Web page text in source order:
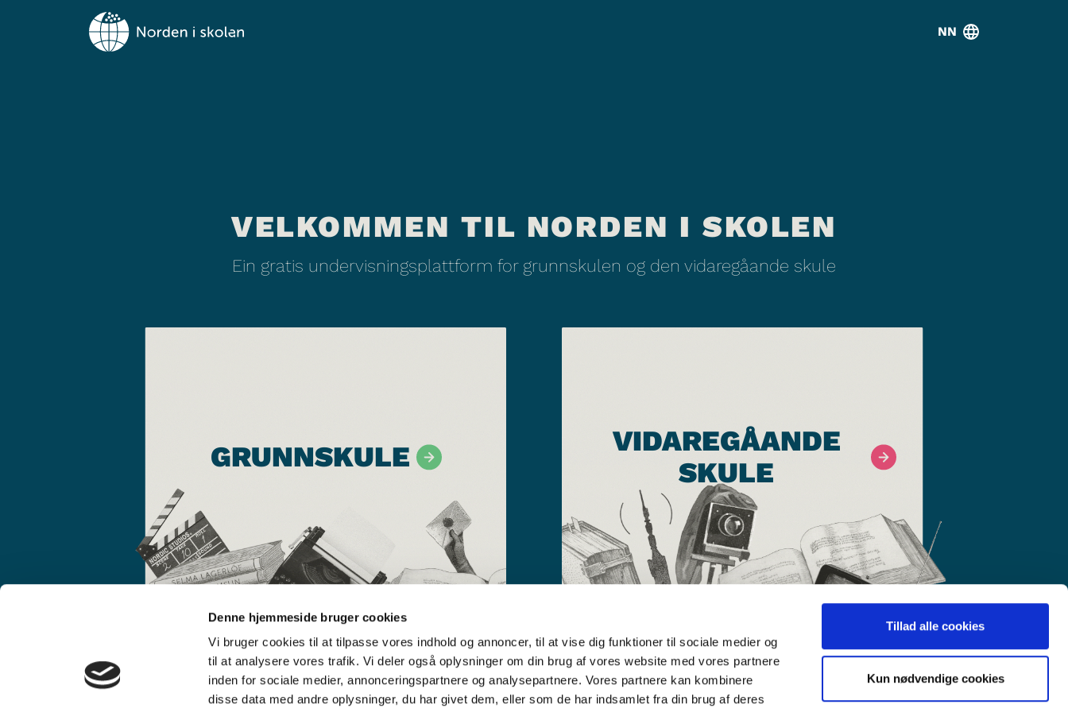
Denne hjemmeside bruger cookies
Vi bruger cookies til at tilpasse vores indhold og annoncer, til at vise dig funktioner til sociale medier og
til at analysere vores trafik. Vi deler også oplysninger om din brug af vores website med vores partnere
inden for sociale medier, annonceringspartnere og analysepartnere. Vores partnere kan kombinere
disse data med andre oplysninger, du har givet dem, eller som de har indsamlet fra din brug af deres
Tillad alle cookies
Kun nødvendige cookies
NN
VELKOMMEN TIL NORDEN I SKOLEN
Ein gratis undervisningsplattform for grunnskulen og den vidaregåande skule
GRUNNSKULE
VIDAREGÅANDE
SKULE